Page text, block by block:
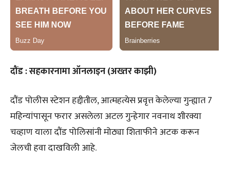
दौंड : सहकारनामा ऑनलाइन (अख्तर काझी)
दौंड पोलीस स्टेशन हद्दीतील, आत्महत्येस प्रवृत्त केलेल्या गुन्ह्यात 7
महिन्यांपासून फरार असलेला अटल गुन्हेगार नवनाथ शीरक्या
चव्हाण याला दौंड पोलिसांनी मोठ्या शिताफीने अटक करून
जेलची हवा दाखविली आहे.